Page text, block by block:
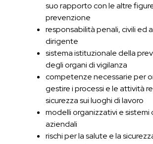
suo rapporto con le altre
prevenzione
responsabilità penali, civili ed
dirigente
sistema istituzionale della
degli organi di vigilanza
competenze necessarie per
gestire i processi e le attività
sicurezza sui luoghi di lavoro
modelli organizzativi e sistemi
aziendali
rischi per la salute e la